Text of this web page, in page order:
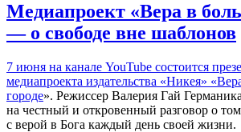
Медиапроект «Вера в
— о свободе вне шаблонов
7 июня на канале YouTube состоится
медиапроекта издательства «Никея» «
городе». Режиссер Валерия Гай
на честный и откровенный разговор о
с верой в Бога каждый день своей жизни.